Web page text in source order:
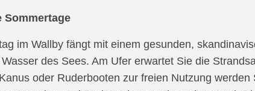
Sommertage
im Wallby fängt mit einem gesunden,
des Sees. Am Ufer erwartet Sie die
oder Ruderbooten zur freien Nutzung